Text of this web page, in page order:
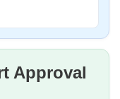
Approval